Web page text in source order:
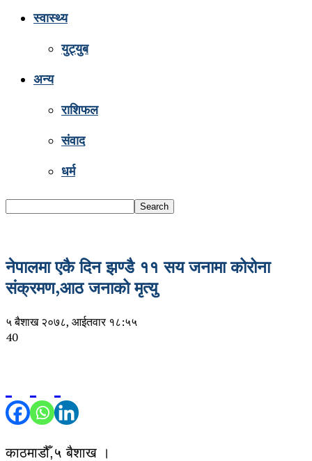
स्वास्थ्य
युट्युब
अन्य
राशिफल
संवाद
धर्म
नेपालमा एकै दिन झण्डै ११ सय जनामा कोरोना
संक्रमण,आठ जनाको मृत्यु
५ बैशाख २०७८, आईतवार १८:५५
40
काठमाडौँ,५ बैशाख ।